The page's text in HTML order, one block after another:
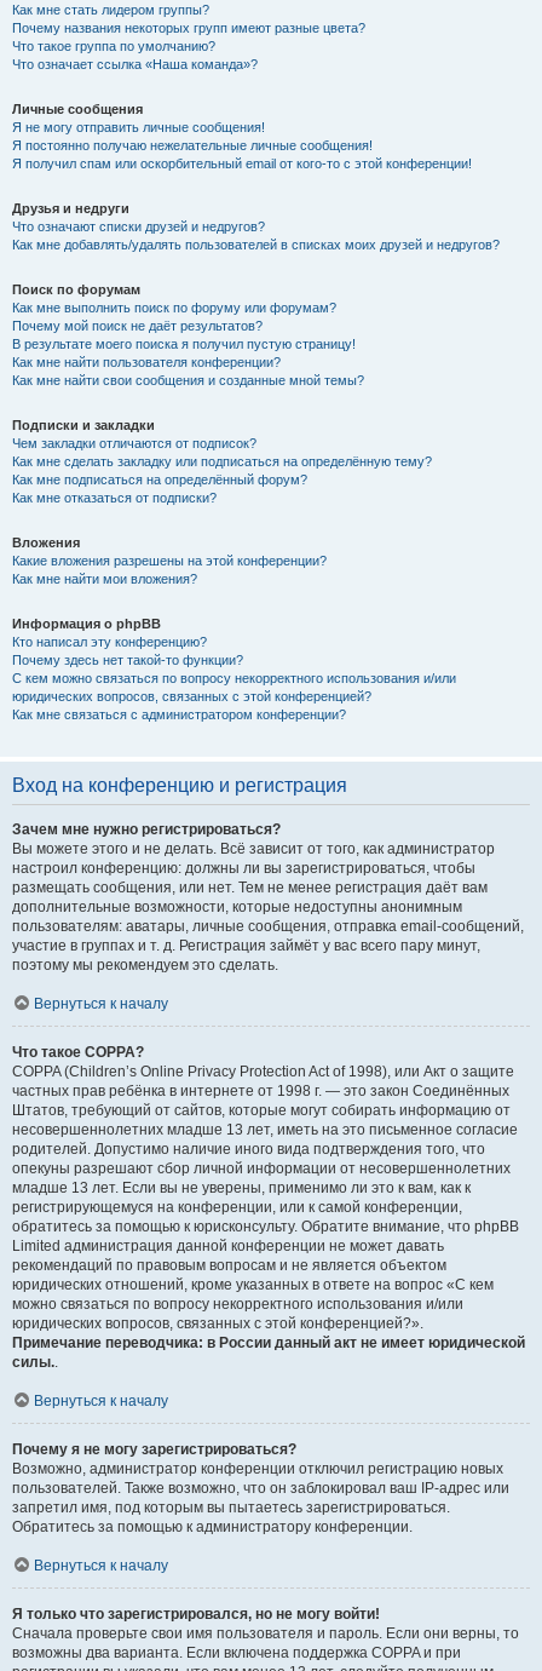
Как мне стать лидером группы?
Почему названия некоторых групп имеют разные цвета?
Что такое группа по умолчанию?
Что означает ссылка «Наша команда»?
Личные сообщения
Я не могу отправить личные сообщения!
Я постоянно получаю нежелательные личные сообщения!
Я получил спам или оскорбительный email от кого-то с этой конференции!
Друзья и недруги
Что означают списки друзей и недругов?
Как мне добавлять/удалять пользователей в списках моих друзей и недругов?
Поиск по форумам
Как мне выполнить поиск по форуму или форумам?
Почему мой поиск не даёт результатов?
В результате моего поиска я получил пустую страницу!
Как мне найти пользователя конференции?
Как мне найти свои сообщения и созданные мной темы?
Подписки и закладки
Чем закладки отличаются от подписок?
Как мне сделать закладку или подписаться на определённую тему?
Как мне подписаться на определённый форум?
Как мне отказаться от подписки?
Вложения
Какие вложения разрешены на этой конференции?
Как мне найти мои вложения?
Информация о phpBB
Кто написал эту конференцию?
Почему здесь нет такой-то функции?
С кем можно связаться по вопросу некорректного использования и/или
юридических вопросов, связанных с этой конференцией?
Как мне связаться с администратором конференции?
Вход на конференцию и регистрация
Зачем мне нужно регистрироваться?
Вы можете этого и не делать. Всё зависит от того, как администратор
настроил конференцию: должны ли вы зарегистрироваться, чтобы
размещать сообщения, или нет. Тем не менее регистрация даёт вам
дополнительные возможности, которые недоступны анонимным
пользователям: аватары, личные сообщения, отправка email-сообщений,
участие в группах и т. д. Регистрация займёт у вас всего пару минут,
поэтому мы рекомендуем это сделать.
Вернуться к началу
Что такое COPPA?
COPPA (Children’s Online Privacy Protection Act of 1998), или Акт о защите
частных прав ребёнка в интернете от 1998 г. — это закон Соединённых
Штатов, требующий от сайтов, которые могут собирать информацию от
несовершеннолетних младше 13 лет, иметь на это письменное согласие
родителей. Допустимо наличие иного вида подтверждения того, что
опекуны разрешают сбор личной информации от несовершеннолетних
младше 13 лет. Если вы не уверены, применимо ли это к вам, как к
регистрирующемуся на конференции, или к самой конференции,
обратитесь за помощью к юрисконсульту. Обратите внимание, что phpBB
Limited администрация данной конференции не может давать
рекомендаций по правовым вопросам и не является объектом
юридических отношений, кроме указанных в ответе на вопрос «С кем
можно связаться по вопросу некорректного использования и/или
юридических вопросов, связанных с этой конференцией?».
Примечание переводчика: в России данный акт не имеет юридической
силы.
Вернуться к началу
Почему я не могу зарегистрироваться?
Возможно, администратор конференции отключил регистрацию новых
пользователей. Также возможно, что он заблокировал ваш IP-адрес или
запретил имя, под которым вы пытаетесь зарегистрироваться.
Обратитесь за помощью к администратору конференции.
Вернуться к началу
Я только что зарегистрировался, но не могу войти!
Сначала проверьте свои имя пользователя и пароль. Если они верны, то
возможны два варианта. Если включена поддержка COPPA и при